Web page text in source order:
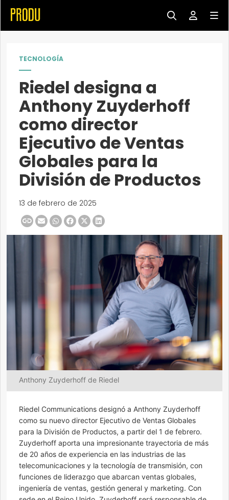
TECNOLOGÍA
Riedel designa a
Anthony Zuyderhoff
como director
Ejecutivo de Ventas
Globales para la
División de Productos
13 de febrero de 2025
Anthony Zuyderhoff de Riedel
Riedel Communications designó a Anthony Zuyderhoff
como su nuevo director Ejecutivo de Ventas Globales
para la División de Productos, a partir del 1 de febrero.
Zuyderhoff aporta una impresionante trayectoria de más
de 20 años de experiencia en las industrias de las
telecomunicaciones y la tecnología de transmisión, con
funciones de liderazgo que abarcan ventas globales,
ingeniería de ventas, gestión general y marketing. Con